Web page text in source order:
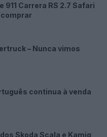
911 Carrera RS 2.7 Safari
– Nunca vimos
continua à venda
Skoda Scala e Kamiq